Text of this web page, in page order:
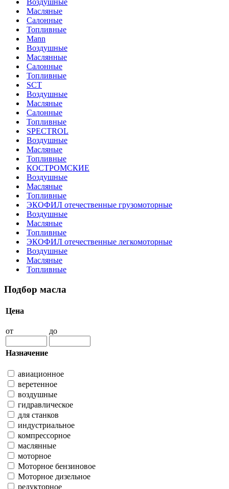
Воздушные
Масляные
Салонные
Топливные
Mann
Воздушные
Маслянные
Салонные
Топливные
SCT
Воздушные
Масляные
Салонные
Топливные
SPECTROL
Воздушные
Масляные
Топливные
КОСТРОМСКИЕ
Воздушные
Масляные
Топливные
ЭКОФИЛ отечественные грузомоторные
Воздушные
Масляные
Топливные
ЭКОФИЛ отечественные легкомоторные
Воздушные
Масляные
Топливные
Подбор масла
Цена
от до
Назначение
авиационное
веретенное
воздушные
гидравлическое
для станков
индустриальное
компрессорное
маслянные
моторное
Моторное бензиновое
Моторное дизельное
редукторное